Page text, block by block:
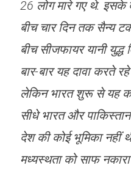
26 लोग मारे गए थे. इसके
बीच चार दिन तक सैन्य
बीच सीजफायर यानी
बार-बार यह दावा करते
लेकिन भारत शुरू से यह
सीधे भारत और
देश की कोई भूमिका नहीं
मध्यस्थता को साफ